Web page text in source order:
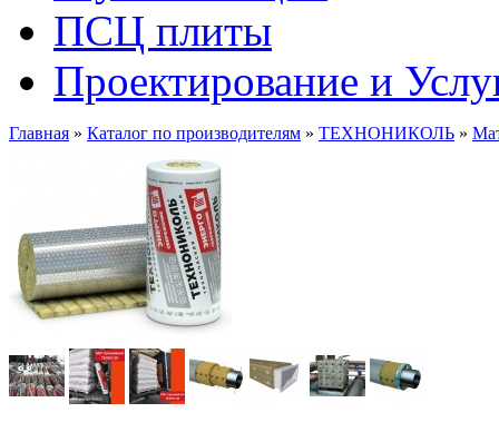
ПСЦ плиты
Проектирование и
Главная » Каталог по производителям » ТЕХНОНИКОЛЬ »